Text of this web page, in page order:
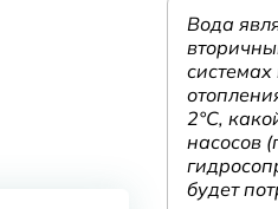
Вода
2°С,
насосов
будет